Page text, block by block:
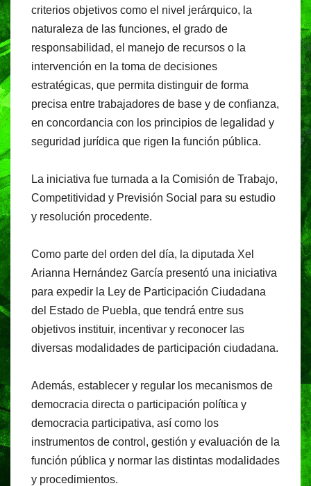
criterios objetivos como el nivel jerárquico, la
naturaleza de las funciones, el grado de
responsabilidad, el manejo de recursos o la
intervención en la toma de decisiones
estratégicas, que permita distinguir de forma
precisa entre trabajadores de base y de confianza,
en concordancia con los principios de legalidad y
seguridad jurídica que rigen la función pública.
La iniciativa fue turnada a la Comisión de Trabajo,
Competitividad y Previsión Social para su estudio
y resolución procedente.
Como parte del orden del día, la diputada Xel
Arianna Hernández García presentó una iniciativa
para expedir la Ley de Participación Ciudadana
del Estado de Puebla, que tendrá entre sus
objetivos instituir, incentivar y reconocer las
diversas modalidades de participación ciudadana.
Además, establecer y regular los mecanismos de
democracia directa o participación política y
democracia participativa, así como los
instrumentos de control, gestión y evaluación de la
función pública y normar las distintas modalidades
y procedimientos.